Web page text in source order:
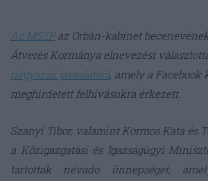
Az MSZPaz Orbán-kabinet
Átverés Kormánya elnevezést
négyszáz javaslatból, amely a Facebook
meghirdetett felhívásukra érkezett.
Szanyi Tibor, valamint Kormos Kata és
a Közigazgatási és Igazságügyi
tartottak névadó ünnepséget,